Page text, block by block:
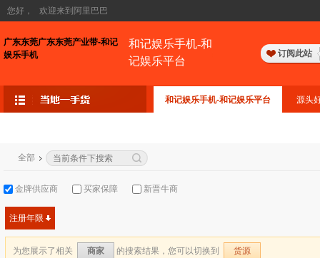
您好， 欢迎来到阿里巴巴
广东东莞广东东莞产业带-和记
娱乐手机
和记娱乐手机-和
记娱乐平台
订阅此站
和记娱乐手机-和记娱乐平台 源头
全部
金牌供应商 买家保障 新晋牛商
注册年限
为您展示了相关 商家 的搜索结果，您可以切换到 货源